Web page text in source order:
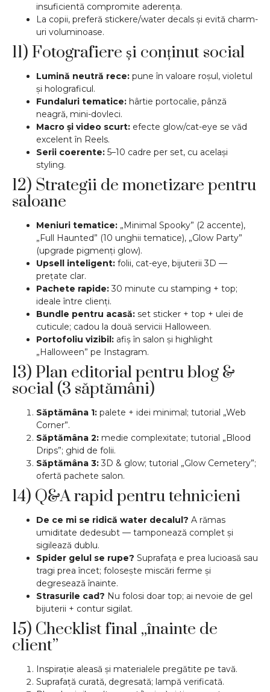
insuficientă compromite aderența.
La copii, preferă stickere/water decals și evită charm-
uri voluminoase.
11) Fotografiere și conținut social
Lumină neutră rece: pune în valoare roșul, violetul
și holograficul.
Fundaluri tematice: hârtie portocalie, pânză
neagră, mini-dovleci.
Macro și video scurt: efecte glow/cat-eye se văd
excelent în Reels.
Serii coerente: 5–10 cadre per set, cu același
styling.
12) Strategii de monetizare pentru
saloane
Meniuri tematice: „Minimal Spooky” (2 accente),
„Full Haunted” (10 unghii tematice), „Glow Party”
(upgrade pigmenți glow).
Upsell inteligent: folii, cat-eye, bijuterii 3D —
prețate clar.
Pachete rapide:30 minute cu stamping + top;
ideale între clienți.
Bundle pentru acasă: set sticker + top + ulei de
cuticule; cadou la două servicii Halloween.
Portofoliu vizibil: afiș în salon și highlight
„Halloween” pe Instagram.
13) Plan editorial pentru blog &
social (3 săptămâni)
Săptămâna 1: palete + idei minimal; tutorial „Web
Corner”.
Săptămâna 2: medie complexitate; tutorial „Blood
Drips”; ghid de folii.
Săptămâna 3:3D & glow; tutorial „Glow Cemetery”;
ofertă pachete salon.
14) Q&A rapid pentru tehnicieni
De ce mi se ridică water decalul? A rămas
umiditate dedesubt — tamponează complet și
sigilează dublu.
Spider gelul se rupe? Suprafața e prea lucioasă sau
tragi prea încet; folosește miscări ferme și
degresează înainte.
Strasurile cad? Nu folosi doar top; ai nevoie de gel
bijuterii + contur sigilat.
15) Checklist final „înainte de
client”
Inspirație aleasă și materialele pregătite pe tavă.
Suprafață curată, degresată; lampă verificată.